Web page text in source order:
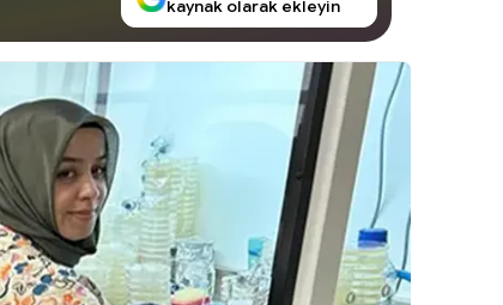
kaynak olarak ekleyin